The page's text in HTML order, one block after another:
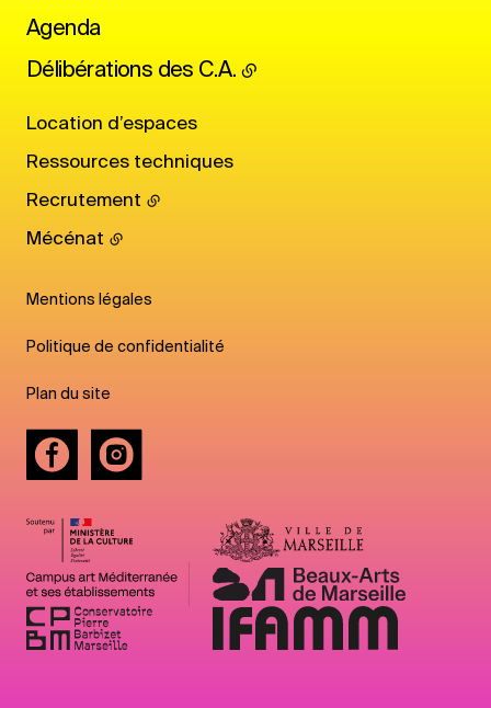
Agenda
Délibérations des C.A.
Location d’espaces
Ressources techniques
Recrutement
Mécénat
Mentions légales
Politique de confidentialité
Plan du site